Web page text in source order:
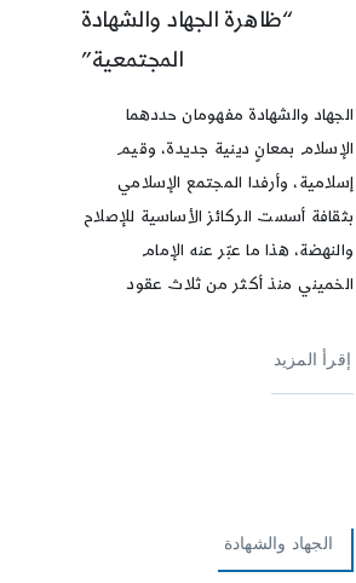
“ظاهرة الجهاد والشهادة
المجتمعية”
الجهاد والشهادة مفهومان حددهما
الإسلام بمعانٍ دينية جديدة، وقيم
إسلامية، وأرفدا المجتمع الإسلامي
بثقافة أسست الركائز الأساسية للإصلاح
والنهضة، هذا ما عبّر عنه الإمام
الخميني منذ أكثر من ثلاث عقود
إقرأ المزيد
الجهاد والشهادة